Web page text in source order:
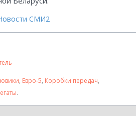
СМИ2
, Евро-5, Коробки передач,
.